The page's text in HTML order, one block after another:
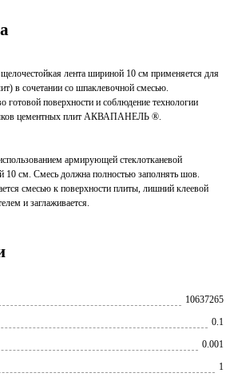
лента шириной 10 см применяется для
в сочетании со шпаклевочной смесью.
готовой поверхности и соблюдение технологии
цементных плит АКВАПАНЕЛЬ ®.
армирующей стеклотканевой
10 см. Смесь должна полностью заполнять шов.
смесью к поверхности плиты, лишний клеевой
и заглаживается.
10637265
0.1
0.001
1